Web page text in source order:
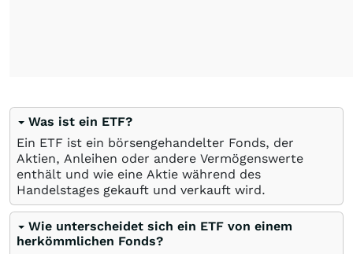
Was ist ein ETF?
Ein ETF ist ein börsengehandelter Fonds, der
Aktien, Anleihen oder andere Vermögenswerte
enthält und wie eine Aktie während des
Handelstages gekauft und verkauft wird.
Wie unterscheidet sich ein ETF von einem
herkömmlichen Fonds?